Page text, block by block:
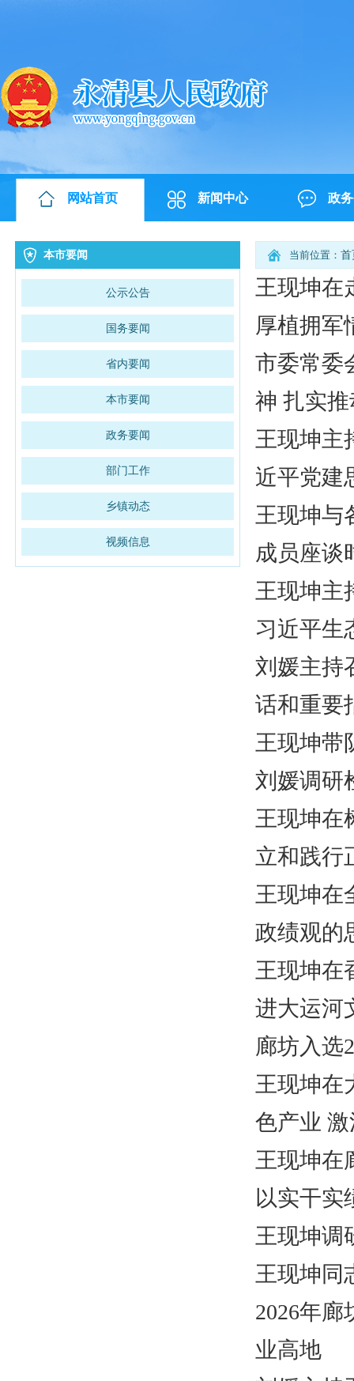
网站首页 新闻中心 政
本市要闻
公示公告
国务要闻
省内要闻
本市要闻
政务要闻
部门工作
乡镇动态
视频信息
当前位置： 首
王现坤在
厚植拥军
市委常委
神 扎实
王现坤主
近平党建
王现坤与
成员座谈
王现坤主
习近平生
刘媛主持
话和重要
王现坤带
刘媛调研
王现坤在
立和践行
王现坤在
政绩观的
王现坤在
进大运河
廊坊入选
王现坤在
色产业
王现坤在
以实干实
王现坤调
王现坤同
2026年
业高地